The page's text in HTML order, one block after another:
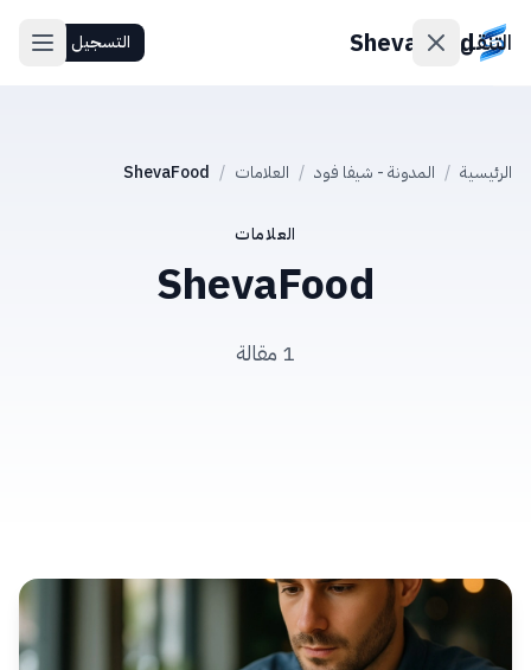
ShevaFood التسجيل التنقل
الرئيسية / المدونة - شيفا فود / العلامات /
ShevaFood
العلامات
ShevaFood
1 مقالة